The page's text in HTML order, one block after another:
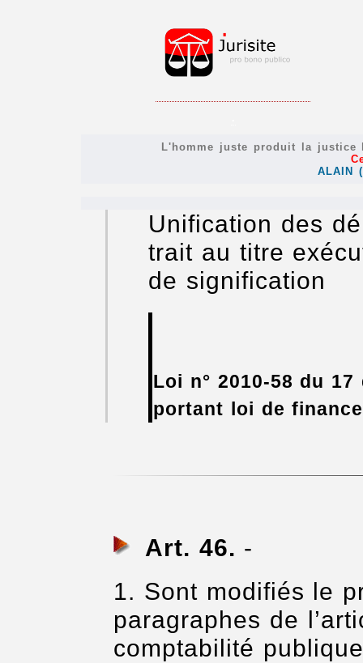
L'homme juste produit la
ALAIN
Unification des
trait au titre
de signification
Loi n° 2010-58 du 17
portant loi de
Art. 46. -
1. Sont modifiés le
paragraphes de
comptabilité